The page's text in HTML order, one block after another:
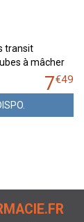
transit
à mâcher
7€49